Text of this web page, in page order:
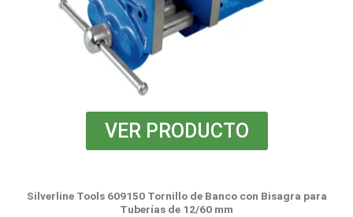
VER PRODUCTO
Silverline Tools 609150 Tornillo de Banco con Bisagra para
Tuberías de 12/60 mm